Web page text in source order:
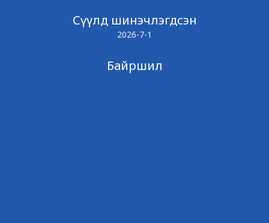
Сүүлд шинэчлэгдсэн
2026-7-1
Байршил